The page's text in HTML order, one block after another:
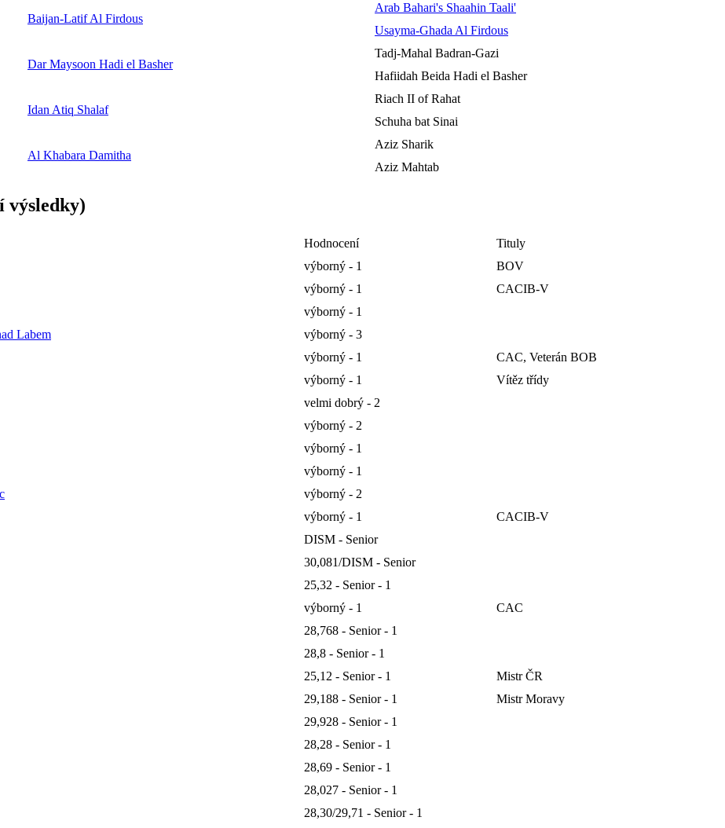
Baijan-Latif Al Firdous
Arab Bahari's Shaahin Taali'
Usayma-Ghada Al Firdous
Dar Maysoon Hadi el Basher
Tadj-Mahal Badran-Gazi
Hafiidah Beida Hadi el Basher
Idan Atiq Shalaf
Riach II of Rahat
Schuha bat Sinai
Al Khabara Damitha
Aziz Sharik
Aziz Mahtab
výsledky)
Hodnocení
Tituly
výborný - 1
BOV
výborný - 1
CACIB-V
výborný - 1
Labem
výborný - 3
výborný - 1
CAC, Veterán BOB
výborný - 1
Vítěz třídy
velmi dobrý - 2
výborný - 2
výborný - 1
výborný - 1
výborný - 2
výborný - 1
CACIB-V
DISM - Senior
30,081/DISM - Senior
25,32 - Senior - 1
výborný - 1
CAC
28,768 - Senior - 1
28,8 - Senior - 1
25,12 - Senior - 1
Mistr ČR
29,188 - Senior - 1
Mistr Moravy
29,928 - Senior - 1
28,28 - Senior - 1
28,69 - Senior - 1
28,027 - Senior - 1
28,30/29,71 - Senior - 1